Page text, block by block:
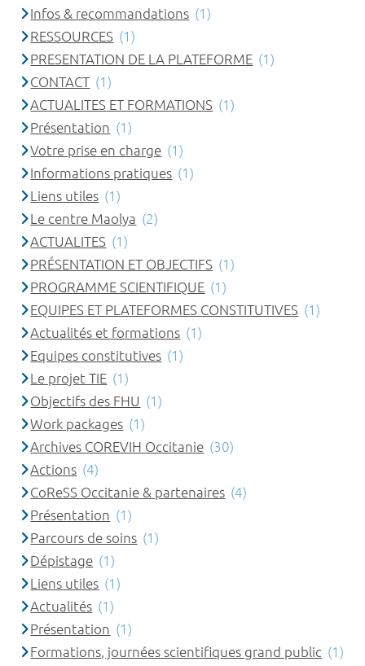
Infos & recommandations (1)
RESSOURCES (1)
PRESENTATION DE LA PLATEFORME (1)
CONTACT (1)
ACTUALITES ET FORMATIONS (1)
Présentation (1)
Votre prise en charge (1)
Informations pratiques (1)
Liens utiles (1)
Le centre Maolya (2)
ACTUALITES (1)
PRÉSENTATION ET OBJECTIFS (1)
PROGRAMME SCIENTIFIQUE (1)
EQUIPES ET PLATEFORMES CONSTITUTIVES (1)
Actualités et formations (1)
Equipes constitutives (1)
Le projet TIE (1)
Objectifs des FHU (1)
Work packages (1)
Archives COREVIH Occitanie (30)
Actions (4)
CoReSS Occitanie & partenaires (4)
Présentation (1)
Parcours de soins (1)
Dépistage (1)
Liens utiles (1)
Actualités (1)
Présentation (1)
Formations, journées scientifiques grand public (1)